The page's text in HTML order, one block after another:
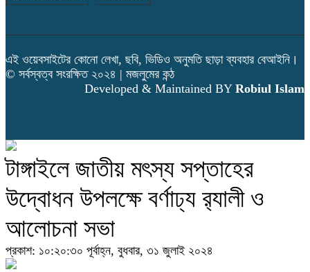
এই ওয়েবসাইটের কোনো লেখা, ছবি, ভিডিও অনুমতি ছাড়া ব্যবহার বেআইনি।
© সর্বস্বত্ব সংরক্ষিত ২০২৪ | মজলুমের কন্ঠ
Developed & Maintained BY Robiul Islam
টাঙ্গাইলে জাতীয় মৎস্য সপ্তাহের
উদ্বোধন উপলক্ষে বর্ণাঢ্য র‍্যালী ও
আলোচনা সভা
প্রকাশ: ১০:২০:৩০ পূর্বাহ্ন, বুধবার, ৩১ জুলাই ২০২৪